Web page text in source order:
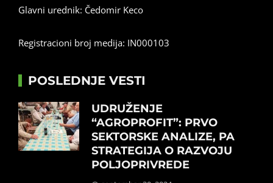
Glavni urednik: Čedomir Keco
Registracioni broj medija: IN000103
POSLEDNJE VESTI
UDRUŽENJE
“AGROPROFIT”: PRVO
SEKTORSKE ANALIZE, PA
STRATEGIJA O RAZVOJU
POLJOPRIVREDE